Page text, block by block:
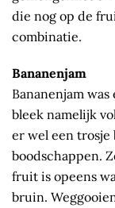
die nog op de
combinatie.
Bananenjam
Bananenjam
bleek namelijk
er wel een trosje
boodschappen.
fruit is opeens
bruin.